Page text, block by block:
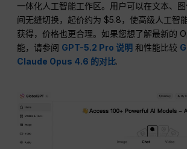
一体化人工智能工作区。用户可以在文本、
间无缝切换，起价约为 $5.8，使高级人工智
获得，价格也更合理。如果您想了解最新的
能，请参阅 GPT-5.2 Pro 说明 和性能比较
Claude Opus 4.6 的对比.